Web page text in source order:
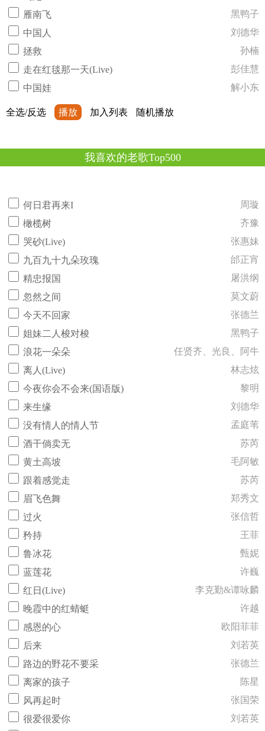
雁南飞
黑鸭子
中国人
刘德华
拯救
孙楠
走在红毯那一天(Live)
彭佳慧
中国娃
解小东
全选/反选 播放 加入列表 随机播放
我喜欢的老歌Top500
何日君再来I
周璇
橄榄树
齐豫
哭砂(Live)
张惠妹
九百九十九朵玫瑰
邰正宵
精忠报国
屠洪纲
忽然之间
莫文蔚
今天不回家
张德兰
姐妹二人梭对梭
黑鸭子
浪花一朵朵
任贤齐、光良、阿牛
离人(Live)
林志炫
今夜你会不会来(国语版)
黎明
来生缘
刘德华
没有情人的情人节
孟庭苇
酒干倘卖无
苏芮
黄土高坡
毛阿敏
跟着感觉走
苏芮
眉飞色舞
郑秀文
过火
张信哲
矜持
王菲
鲁冰花
甄妮
蓝莲花
许巍
红日(Live)
李克勤&谭咏麟
晚霞中的红蜻蜓
许越
感恩的心
欧阳菲菲
后来
刘若英
路边的野花不要采
张德兰
离家的孩子
陈星
风再起时
张国荣
很爱很爱你
刘若英